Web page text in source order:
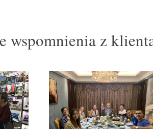
wspomnienia z